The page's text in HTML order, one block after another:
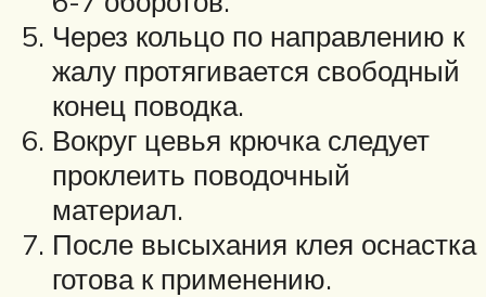
Через кольцо по направлению к
жалу протягивается свободный
конец поводка.
Вокруг цевья крючка следует
проклеить поводочный
материал.
После высыхания клея оснастка
готова к применению.